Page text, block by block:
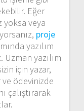
Eğer
yoksa veya
proje
yazılım
yazılım
için yazar,
ve ödevinizde
çalıştırarak